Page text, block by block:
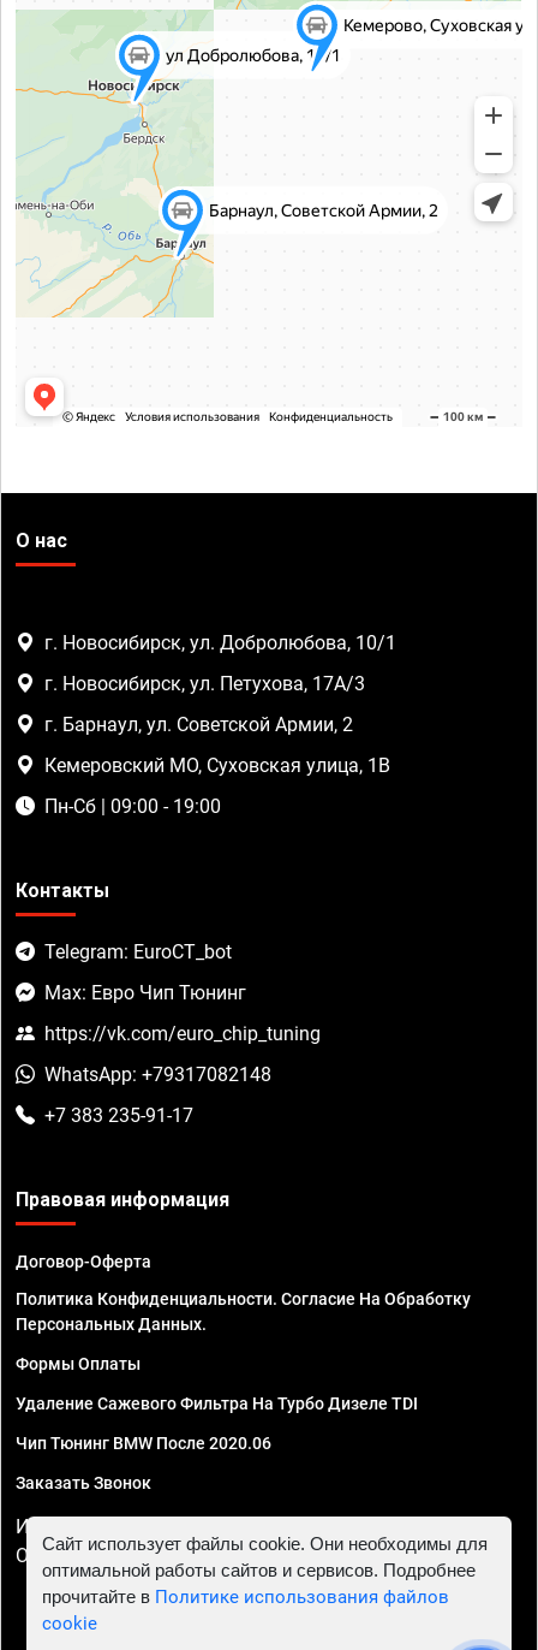
О нас
г. Новосибирск, ул. Добролюбова, 10/1
г. Новосибирск, ул. Петухова, 17А/3
г. Барнаул, ул. Советской Армии, 2
Кемеровский МО, Суховская улица, 1В
Пн-Сб | 09:00 - 19:00
Контакты
Telegram: EuroCT_bot
Max: Евро Чип Тюнинг
https://vk.com/euro_chip_tuning
WhatsApp: +79317082148
+7 383 235-91-17
Правовая информация
Договор-Оферта
Политика Конфиденциальности. Согласие На Обработку
Персональных Данных.
Формы Оплаты
Удаление Сажевого Фильтра На Турбо Дизеле TDI
Чип Тюнинг BMW После 2020.06
Заказать Звонок
ИП Смирнов Георгий Павлович. ИНН 781302555843,
ОГРНИП 324470400032610
Сайт использует файлы cookie. Они необходимы для
оптимальной работы сайтов и сервисов. Подробнее
прочитайте в Политике использования файлов
cookie